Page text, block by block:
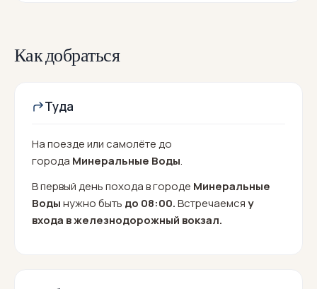
Как добраться
Туда
На поезде или самолёте до
города Минеральные Воды.
В первый день похода в городе Минеральные
Водынужно быть до 08:00.Встречаемсяу
входа в железнодорожный вокзал.